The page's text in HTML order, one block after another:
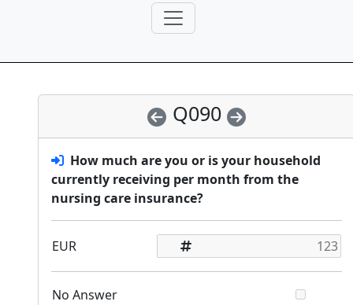
Q090
How much are you or is your household
currently receiving per month from the
nursing care insurance?
EUR
No Answer